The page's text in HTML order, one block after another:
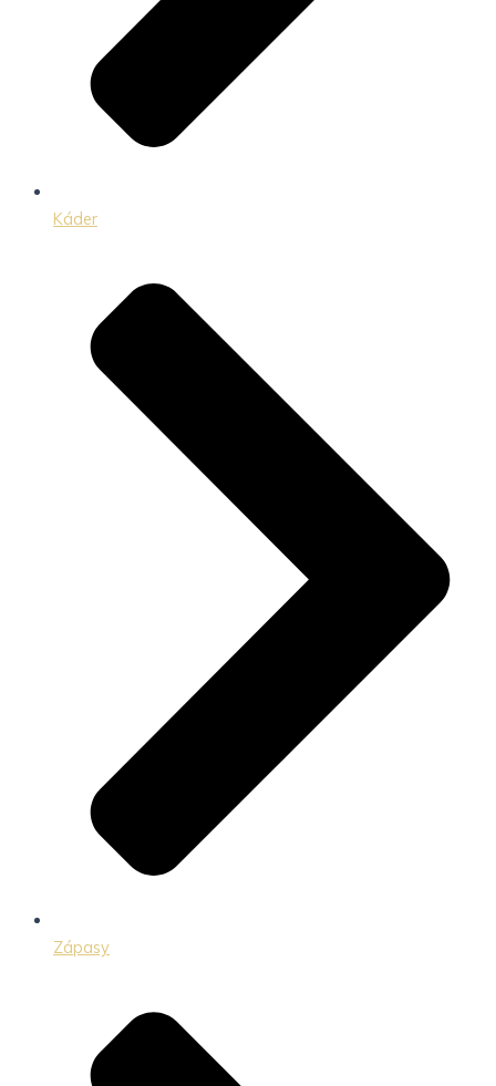
Káder
Zápasy